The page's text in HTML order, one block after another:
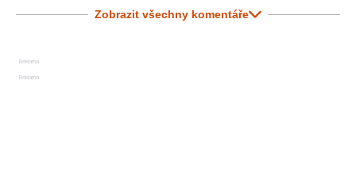
Zobrazit všechny komentáře
Reklama
Reklama